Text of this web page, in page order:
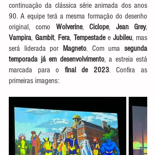
continuação da clássica série animada dos anos
90. A equipe terá a mesma formação do desenho
original, como Wolverine, Ciclope, Jean Grey
Vampira, Gambit, Fera, Tempestade e Jubileu, mas
será liderada por Magneto. Com uma segunda
temporada já em desenvolvimento, a estreia está
marcada para o final de 2023. Confira as
primeiras imagens: